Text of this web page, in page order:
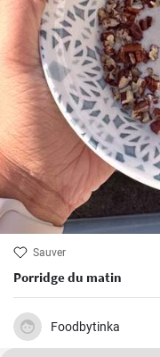
Sauver
Porridge du matin
Foodbytinka